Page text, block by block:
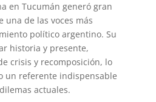
en Tucumán generó gran
de las voces más
político argentino. Su
historia y presente,
crisis y recomposición, lo
un referente indispensable
actuales.